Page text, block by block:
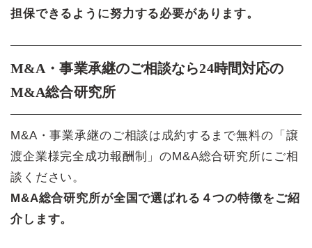
担保できるように努力する必要があります。
M&A・事業承継のご相談なら24時間対応の
M&A総合研究所
M&A・事業承継のご相談は成約するまで無料の「譲
渡企業様完全成功報酬制」のM&A総合研究所にご相
談ください。
M&A総合研究所が全国で選ばれる４つの特徴をご紹
介します。